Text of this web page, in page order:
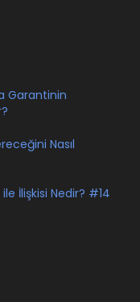
Garantinin
Nasıl
ile İlişkisi Nedir? #14